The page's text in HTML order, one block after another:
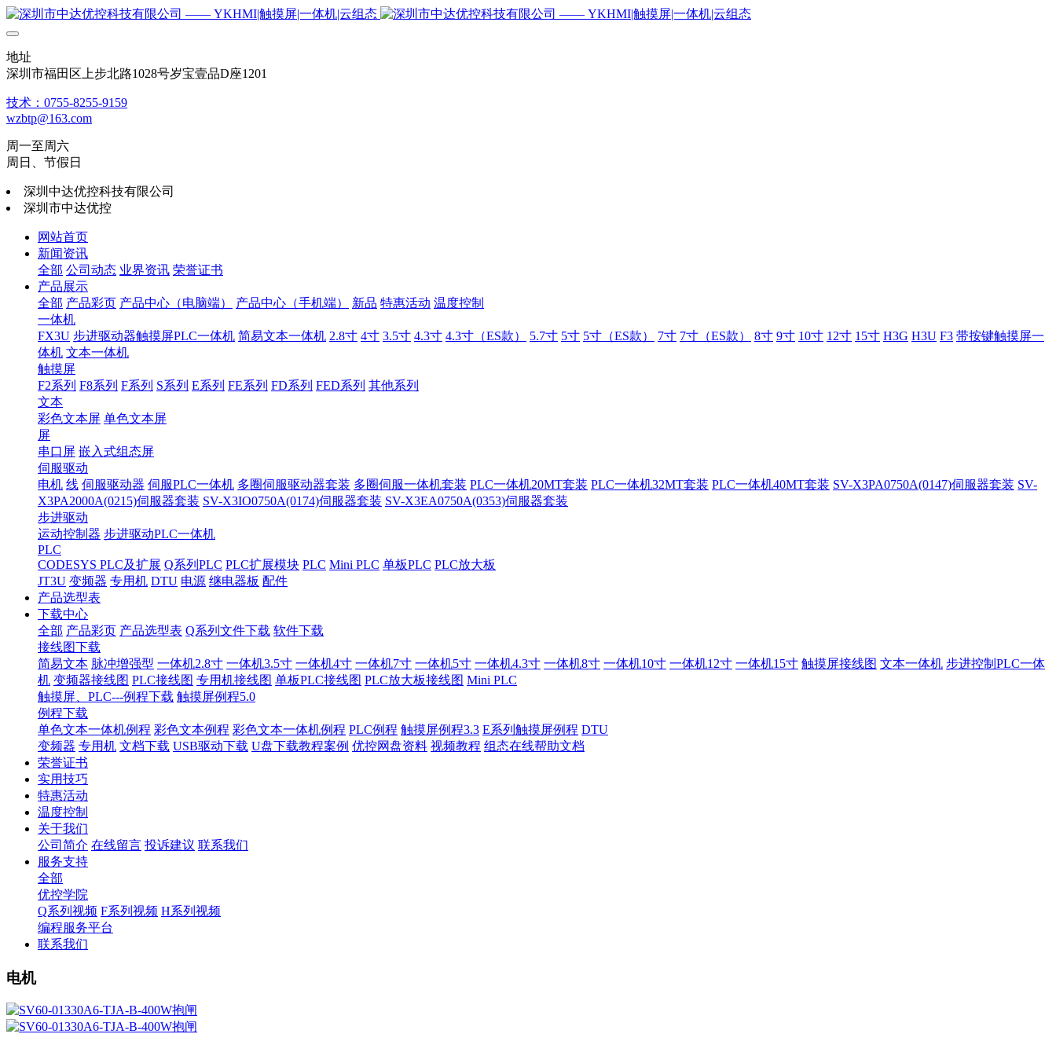
地址
深圳市福田区上步北路1028号岁宝壹品D座1201
技术：0755-8255-9159
wzbtp@163.com
周一至周六
周日、节假日
深圳中达优控科技有限公司
深圳市中达优控
网站首页
新闻资讯
全部 公司动态 业界资讯 荣誉证书
产品展示
全部 产品彩页 产品中心（电脑端） 产品中心（手机端） 新品 特惠活动 温度控制
一体机
FX3U 步进驱动器触摸屏PLC一体机 简易文本一体机 2.8寸 4寸 3.5寸 4.3寸 4.3寸（ES款） 5.7寸 5寸 5寸（ES款） 7寸 7寸（ES款） 8寸 9寸 10寸 12寸 15寸 H3G H3U F3 带按键触摸屏一
体机 文本一体机
触摸屏
F2系列 F8系列 F系列 S系列 E系列 FE系列 FD系列 FED系列 其他系列
文本
彩色文本屏 单色文本屏
屏
串口屏 嵌入式组态屏
伺服驱动
电机 线 伺服驱动器 伺服PLC一体机 多圈伺服驱动器套装 多圈伺服一体机套装 PLC一体机20MT套装 PLC一体机32MT套装 PLC一体机40MT套装 SV-X3PA0750A(0147)伺服器套装 SV-
X3PA2000A(0215)伺服器套装 SV-X3IO0750A(0174)伺服器套装 SV-X3EA0750A(0353)伺服器套装
步进驱动
运动控制器 步进驱动PLC一体机
PLC
CODESYS PLC及扩展 Q系列PLC PLC扩展模块 PLC Mini PLC 单板PLC PLC放大板
JT3U 变频器 专用机 DTU 电源 继电器板 配件
产品选型表
下载中心
全部 产品彩页 产品选型表 Q系列文件下载 软件下载
接线图下载
简易文本 脉冲增强型 一体机2.8寸 一体机3.5寸 一体机4寸 一体机7寸 一体机5寸 一体机4.3寸 一体机8寸 一体机10寸 一体机12寸 一体机15寸 触摸屏接线图 文本一体机 步进控制PLC一体
机 变频器接线图 PLC接线图 专用机接线图 单板PLC接线图 PLC放大板接线图 Mini PLC
触摸屏、PLC---例程下载 触摸屏例程5.0
例程下载
单色文本一体机例程 彩色文本例程 彩色文本一体机例程 PLC例程 触摸屏例程3.3 E系列触摸屏例程 DTU
变频器 专用机 文档下载 USB驱动下载 U盘下载教程案例 优控网盘资料 视频教程 组态在线帮助文档
荣誉证书
实用技巧
特惠活动
温度控制
关于我们
公司简介 在线留言 投诉建议 联系我们
服务支持
全部
优控学院
Q系列视频 F系列视频 H系列视频
编程服务平台
联系我们
电机